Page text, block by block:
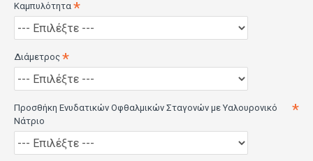
Διάμετρος (DIAM)14.2 mm
Ισχύς (POWER)-0.50 έως -6.00 (0.25)
-6.50 έως –10.00 (0.50)
+0.50 έως +4.00 (0.25)
+4.50 έως +6.00 (0.50)
Καμπυλότητα
Διάμετρος
Προσθήκη Ενυδατικών Οφθαλμικών Σταγονών με Υαλουρονικό
Νάτριο